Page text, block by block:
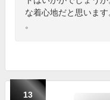
な着心地だと思いま
。
13